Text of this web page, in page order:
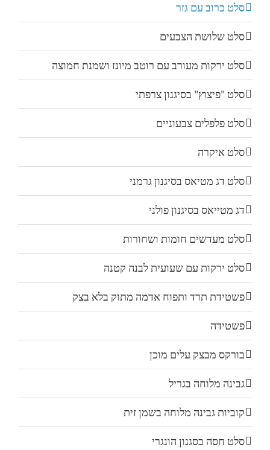
סלט כרוב עם גזר
סלט שלושת הצבעים
סלט ירקות מעורב עם רוטב מיונז ושמנת חמוצה
סלט "פיצוץ" בסיגנון צרפתי
סלט פלפלים צבעוניים
סלט איקרה
סלט דג מטיאס בסיגנון גרמני
דג מטייאס בסיגנון פולני
סלט מעדשים חומות ושחורות
סלט ירקות עם שעועית לבנה קטנה
פשטידת תרד ותפוח אדמה מתוק בלא בצק
פשטידה
בורקס מבצק עלים מוכן
גבינה מלוחה בגריל
קוביות גבינה מלוחה בשמן זית
סלט חסה בסגנון הונגרי